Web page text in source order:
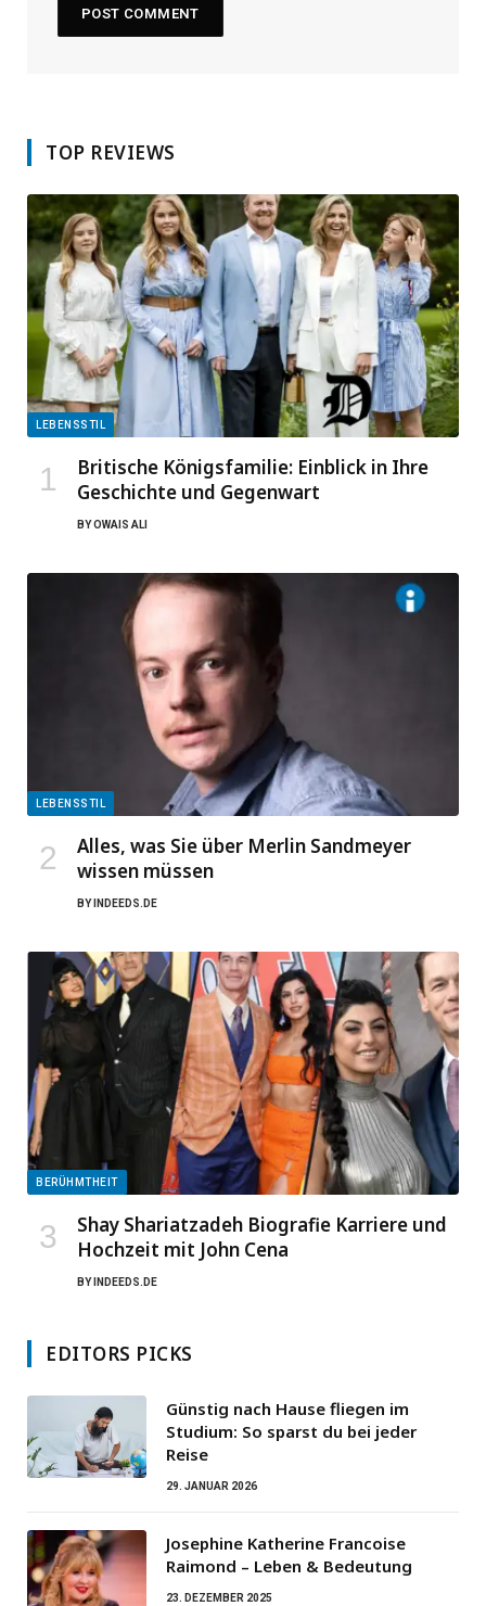
TOP REVIEWS
LEBENSSTIL
Britische Königsfamilie: Einblick in Ihre
Geschichte und Gegenwart
BYOWAIS ALI
LEBENSSTIL
Alles, was Sie über Merlin Sandmeyer
wissen müssen
BY INDEEDS.DE
BERÜHMTHEIT
Shay Shariatzadeh Biografie Karriere und
Hochzeit mit John Cena
BY INDEEDS.DE
EDITORS PICKS
Günstig nach Hause fliegen im
Studium: So sparst du bei jeder
Reise
29. JANUAR 2026
Josephine Katherine Francoise
Raimond – Leben & Bedeutung
23. DEZEMBER 2025